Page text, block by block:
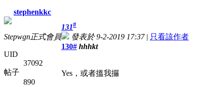
stephenkkc
Stepwgn正式會員
UID
37092
帖子
890
131#
發表於 9-2-2019 17:37| 只看該作者
130# hhhkt
Yes，或者搵我攞